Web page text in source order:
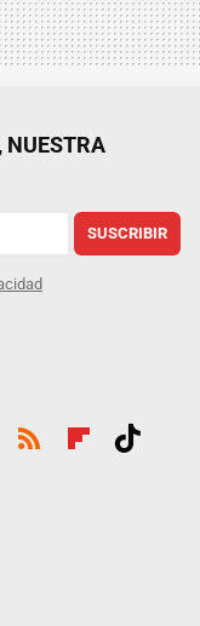
SUSCRIBIR